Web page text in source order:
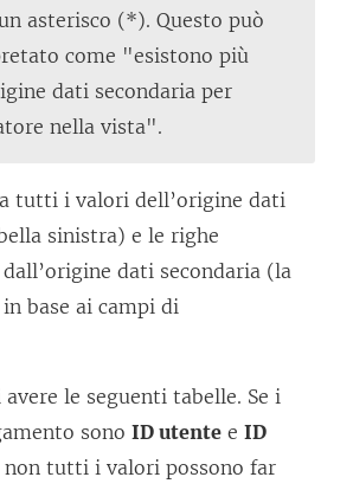
asterisco (*). Questo può
come "esistono più
dati secondaria per
nella vista".
tutti i valori dell’origine dati
sinistra) e le righe
dati secondaria (la
base ai campi di
le seguenti tabelle. Se i
sono ID utente e ID
non tutti i valori possono far